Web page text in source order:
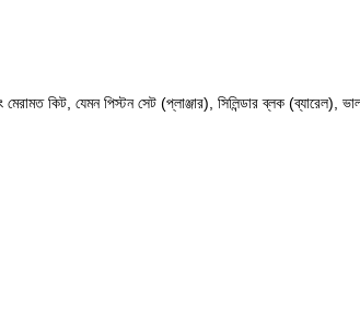
কিট, যেমন পিস্টন সেট (প্লাঞ্জার), সিলিন্ডার ব্লক (ব্যারেল),